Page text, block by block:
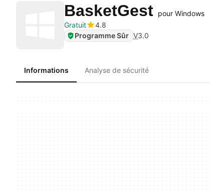
BasketGest pour Windows
Gratuit
4.8
Programme Sûr V3.0
Informations Analyse de sécurité